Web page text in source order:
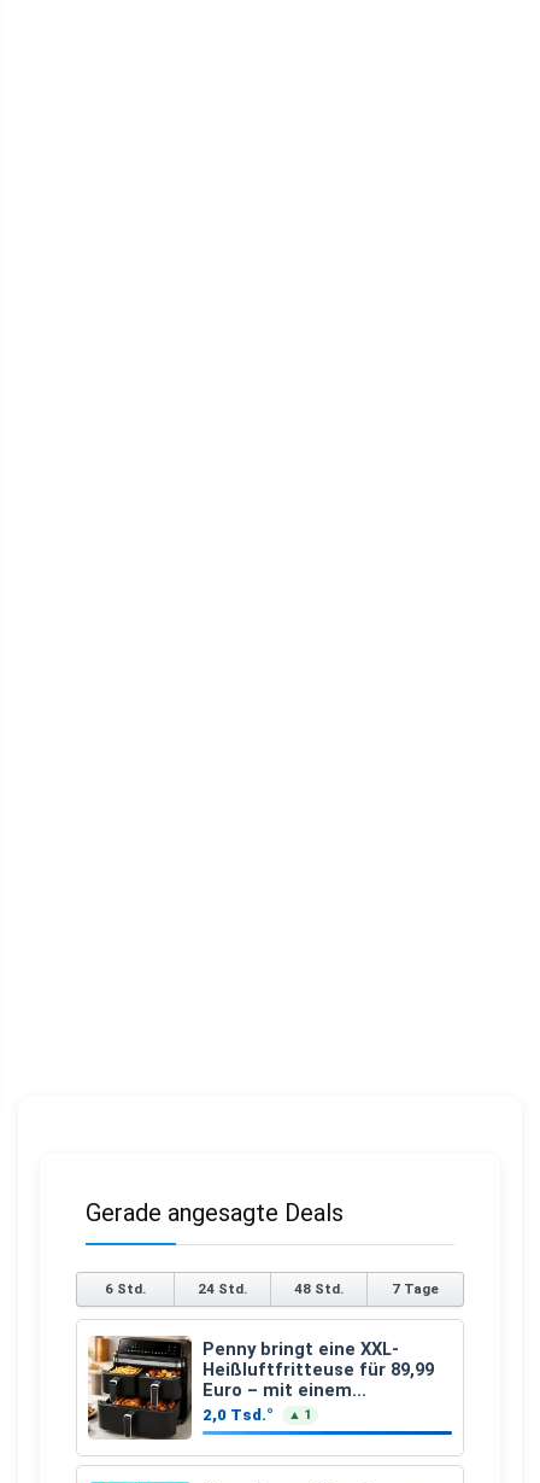
Gerade angesagte Deals
6 Std. 24 Std. 48 Std. 7 Tage
Penny bringt eine XXL-
Heißluftfritteuse für 89,99
Euro – mit einem
besonderen Vorteil
2,0 Tsd.° ▲ 1